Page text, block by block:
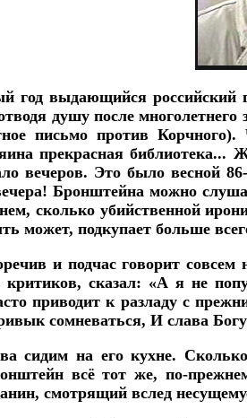
год выдающийся российский
душу после
письмо против
прекрасная
вечеров. Это было весной
Бронштейна можно
сколько убийственной
может, подкупает больше
и подчас говорит
критиков, сказал: «А я не
приводит к разладу с
сомневаться, И слава
сидим на его кухне.
всё тот же, по-
смотрящий вслед